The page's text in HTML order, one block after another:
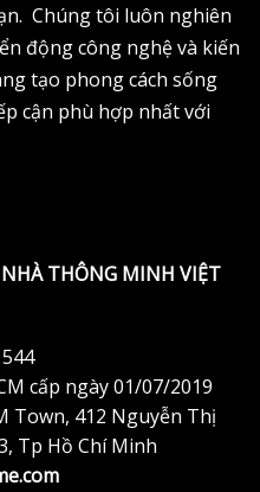
Chúng tôi luôn nghiên
động công nghệ và kiến
tạo phong cách sống
cận phù hợp nhất với
NHÀ THÔNG MINH VIỆT
cấp ngày 01/07/2019
Town, 412 Nguyễn Thị
Tp Hồ Chí Minh